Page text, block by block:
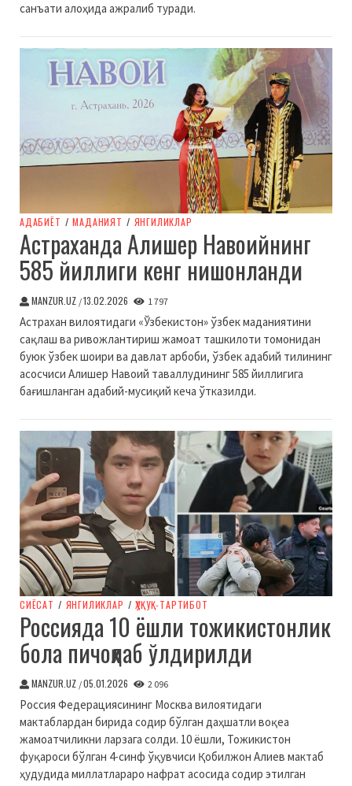
санъати алоҳида ажралиб туради.
АДАБИЁТ / МАДАНИЯТ / ЯНГИЛИКЛАР
Астраханда Алишер Навоийнинг
585 йиллиги кенг нишонланди
MANZUR.UZ /13.02.2026 1 797
Астрахан вилоятидаги «Ўзбекистон» ўзбек маданиятини
сақлаш ва ривожлантириш жамоат ташкилоти томонидан
буюк ўзбек шоири ва давлат арбоби, ўзбек адабий тилининг
асосчиси Алишер Навоий таваллудининг 585 йиллигига
бағишланган адабий-мусиқий кеча ўтказилди.
СИЁСАТ / ЯНГИЛИКЛАР / ҲУҚУҚ-ТАРТИБОТ
Россияда 10 ёшли тожикистонлик
бола пичоқлаб ўлдирилди
MANZUR.UZ /05.01.2026 2 096
Россия Федерациясининг Москва вилоятидаги
мактаблардан бирида содир бўлган даҳшатли воқеа
жамоатчиликни ларзага солди. 10 ёшли, Тожикистон
фуқароси бўлган 4-синф ўқувчиси Қобилжон Алиев мактаб
ҳудудида миллатлараро нафрат асосида содир этилган